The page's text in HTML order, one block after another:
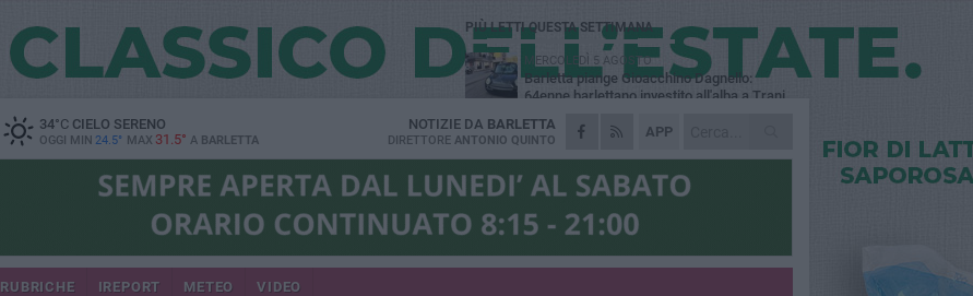
34°CCIELO SERENO
OGGI MIN 24.5° MAX 31.5° A BARLETTA
APP
NOTIZIE DA BARLETTA
DIRETTORE ANTONIO QUINTO
RUBRICHE IREPORT METEO VIDEO
PIÙ LETTI QUESTA SETTIMANA
MERCOLEDÌ 5 AGOSTO
Barletta piange Gioacchino Dagnello:
64enne barlettano investito all'alba a Trani
GIOVEDÌ 6 AGOSTO
Il ricordo di "Cecco", il benzinaio col
sorriso: «Contava i giorni che lo
separavano dalla pensione»
MERCOLEDÌ 5 AGOSTO
sopralluogo nell'area dell'evento
Beni confiscati alla mafia. Nasce il servizio